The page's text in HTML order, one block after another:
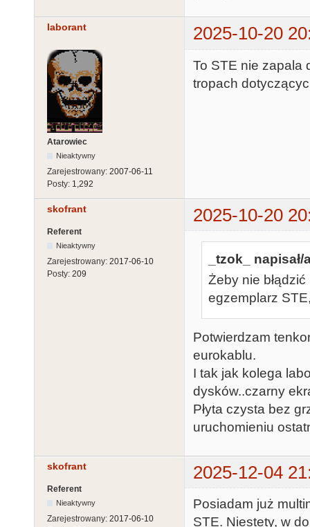
laborant 2025-10-20
Atarowiec
Nieaktywny
Zarejestrowany: 2007-06-11
Posty: 1,292
To STE nie zapala
tropach
skofrant 2025-10-20
Referent
Nieaktywny
Zarejestrowany: 2017-06-10
Posty: 209
_tzok_ napisał/
Żeby nie
egzemplarz
Potwierdzam
eurokablu.
I tak jak kolega
dysków..czarny
Płyta czysta bez
uruchomieniu
skofrant 2025-12-04
Referent
Nieaktywny
Zarejestrowany: 2017-06-10
Posiadam już
STE. Niestety, w